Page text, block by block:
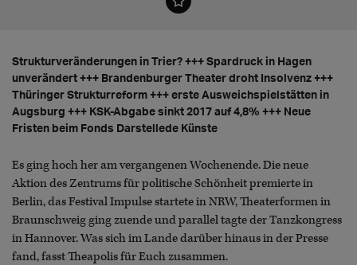
Strukturveränderungen in Trier? +++ Spardruck in Hagen
unverändert +++ Brandenburger Theater droht Insolvenz +++
Thüringer Strukturreform +++ erste Ausweichspielstätten in
Augsburg +++ KSK-Abgabe sinkt 2017 auf 4,8% +++ Neue
Fristen beim Fonds Darstellede Künste
Es ging hoch her am vergangenen Wochenende. Die neue
Aktion des Zentrums für politische Schönheit premierte in
Berlin, das Festival Impulse startete in NRW, Theaterformen in
Braunschweig ging zuende und parallel tagte der Tanzkongress
in Hannover. Was sich im Lande darüber hinaus in der Presse
fand, fasst Theapolis für Euch zusammen.